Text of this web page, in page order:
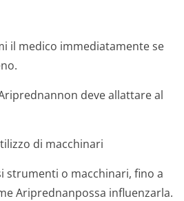
il medico immediatamente se
deve allattare al
di macchinari
strumenti o macchinari, fino a
Ariprednanpossa influenzarla.